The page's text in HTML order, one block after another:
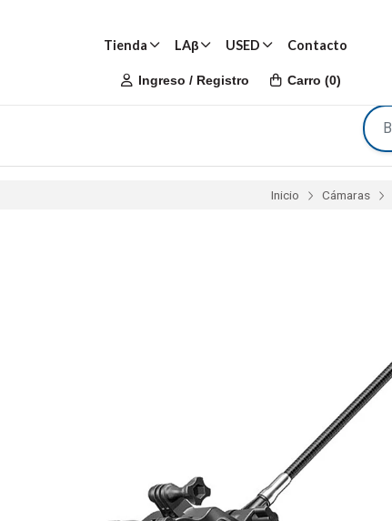
Tienda LAβ USED Contacto
Ingreso / Registro Carro (0)
Inicio Cámaras